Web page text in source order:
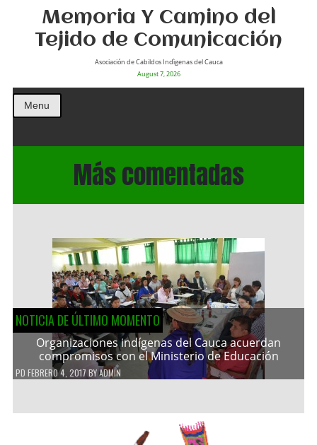
Memoria Y Camino del
Tejido de Comunicación
Asociación de Cabildos Indìgenas del Cauca
August 7, 2026
Menu
Más comentadas
NOTICIA DE ÚLTIMO MOMENTO
Organizaciones indígenas del Cauca acuerdan
compromisos con el Ministerio de Educación
PD FEBRERO 4, 2017 BYADMIN